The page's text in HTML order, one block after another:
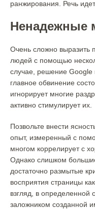
ранжирования. Речь
Ненадежные
Очень сложно выразить
людей с помощью
случае, решение
главное обвинение
игнорирует многие
активно стимулирует их.
Позвольте внести
опыт, измеренный с
многом коррелирует с
Однако слишком
достаточно размытые
восприятия страницы
взгляд, в определенной
заложником созданной